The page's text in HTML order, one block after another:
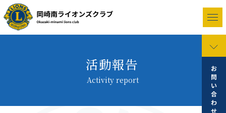
活動報告
Activity report